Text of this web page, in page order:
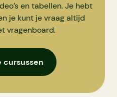
en tabellen. Je hebt
je kunt je vraag altijd
vragenboard.
cursussen